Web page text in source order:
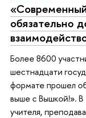
обязательно
Более 8600
шестнадцати
формате прошел
выше с Вышкой!». В
учителя,